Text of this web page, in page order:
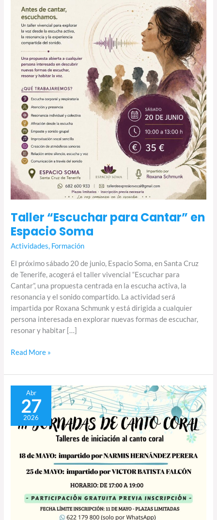
Taller “Escuchar para Cantar” en
Espacio Soma
Actividades, Formación
El próximo sábado 20 de junio, Espacio Soma, en Santa Cruz
de Tenerife, acogerá el taller vivencial “Escuchar para
Cantar”, una propuesta centrada en la escucha activa, la
resonancia y el sonido compartido. La actividad será
impartida por Roxana Schmunk y está dirigida a cualquier
persona interesada en explorar nuevas formas de escuchar,
resonar y habitar […]
Read More »
Abr
27
2026
Mateo
acogerá
las
Canto
talleres